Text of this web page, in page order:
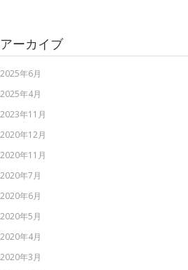
アーカイブ
2025年6月
2025年4月
2023年11月
2020年12月
2020年11月
2020年7月
2020年6月
2020年5月
2020年4月
2020年3月